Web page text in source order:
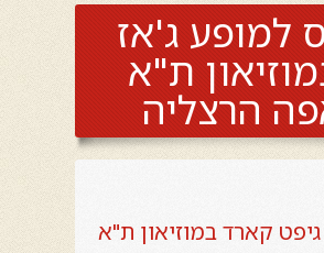
למופע ג'אז
ת"א
הרצליה
קארד במוזיאון ת"א